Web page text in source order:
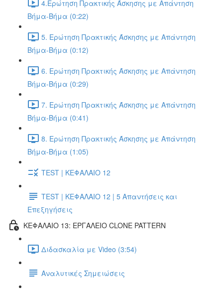
4.Ερώτηση Πρακτικής Άσκησης με Απάντηση
Βήμα-Βήμα (0:22)
5. Ερώτηση Πρακτικής Άσκησης με Απάντηση
Βήμα-Βήμα (0:12)
6. Ερώτηση Πρακτικής Άσκησης με Απάντηση
Βήμα-Βήμα (0:29)
7. Ερώτηση Πρακτικής Άσκησης με Απάντηση
Βήμα-Βήμα (0:41)
8. Ερώτηση Πρακτικής Άσκησης με Απάντηση
Βήμα-Βήμα (1:05)
TEST | ΚΕΦΑΛΑΙΟ 12
TEST | ΚΕΦΑΛΑΙΟ 12 | 5 Απαντήσεις και
Επεξηγήσεις
ΚΕΦΑΛΑΙΟ 13: ΕΡΓΑΛΕΙΟ CLONE PATTERN
Διδασκαλία με Video (3:54)
Αναλυτικές Σημειώσεις